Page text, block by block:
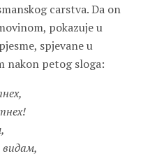
carstva. Da on
pokazuje u
spjevane u
nakon petog sloga: